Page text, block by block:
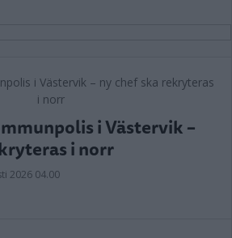
i Västervik –
i norr
2026 04.00